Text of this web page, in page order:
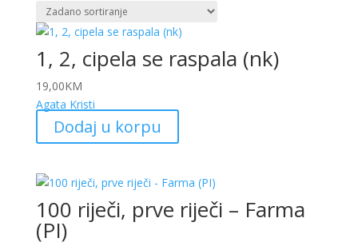
1, 2, cipela se raspala (nk)
19,00KM
Agata Kristi
Dodaj u korpu
100 riječi, prve riječi – Farma
(PI)